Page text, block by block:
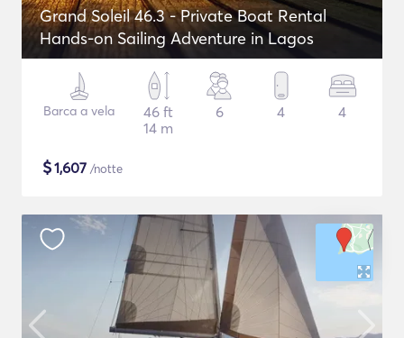
Grand Soleil 46.3 - Private Boat Rental
Hands-on Sailing Adventure in Lagos
Barca a vela
46 ft
14 m
6 4 4
$1,607 /notte